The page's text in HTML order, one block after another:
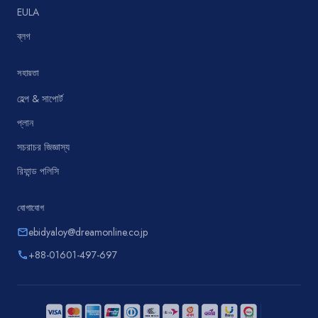
EULA
ব্লগ
সহায়তা
হেল্প & সাপোর্ট
প্লান
সচরাচর জিজ্ঞাস্য
রিফান্ড পলিসি
যোগাযোগ
emailebidyaloy@dreamonline.co.jp
phone+88-01601-497-697